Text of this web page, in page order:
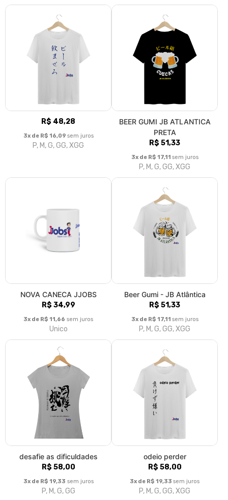
R$ 48,28
3x de R$ 16,09 sem juros
P, M, G, GG, XGG
BEER GUMI JB ATLANTICA
PRETA
R$ 51,33
3x de R$ 17,11 sem juros
P, M, G, GG, XGG
NOVA CANECA JJOBS
R$ 34,99
3x de R$ 11,66 sem juros
Unico
Beer Gumi - JB Atlântica
R$ 51,33
3x de R$ 17,11 sem juros
P, M, G, GG, XGG
desafie as dificuldades
R$ 58,00
3x de R$ 19,33 sem juros
P, M, G, GG
odeio perder
R$ 58,00
3x de R$ 19,33 sem juros
P, M, G, GG, XGG